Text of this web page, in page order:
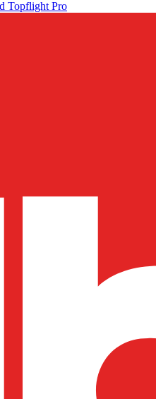
Topflight Pro